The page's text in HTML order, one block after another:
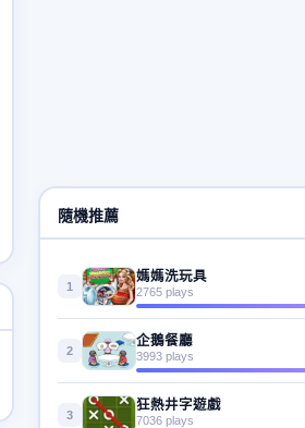
隨機推薦
1
媽媽洗玩具
2765 plays
2
企鵝餐廳
3993 plays
3
狂熱井字遊戲
7036 plays